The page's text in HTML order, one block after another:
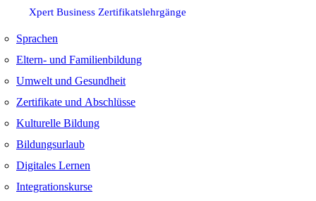
Xpert Business Zertifikatslehrgänge
Sprachen
Eltern- und Familienbildung
Umwelt und Gesundheit
Zertifikate und Abschlüsse
Kulturelle Bildung
Bildungsurlaub
Digitales Lernen
Integrationskurse